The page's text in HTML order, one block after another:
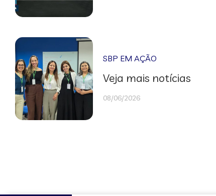
SBP EM AÇÃO
Veja mais notícias
08/06/2026